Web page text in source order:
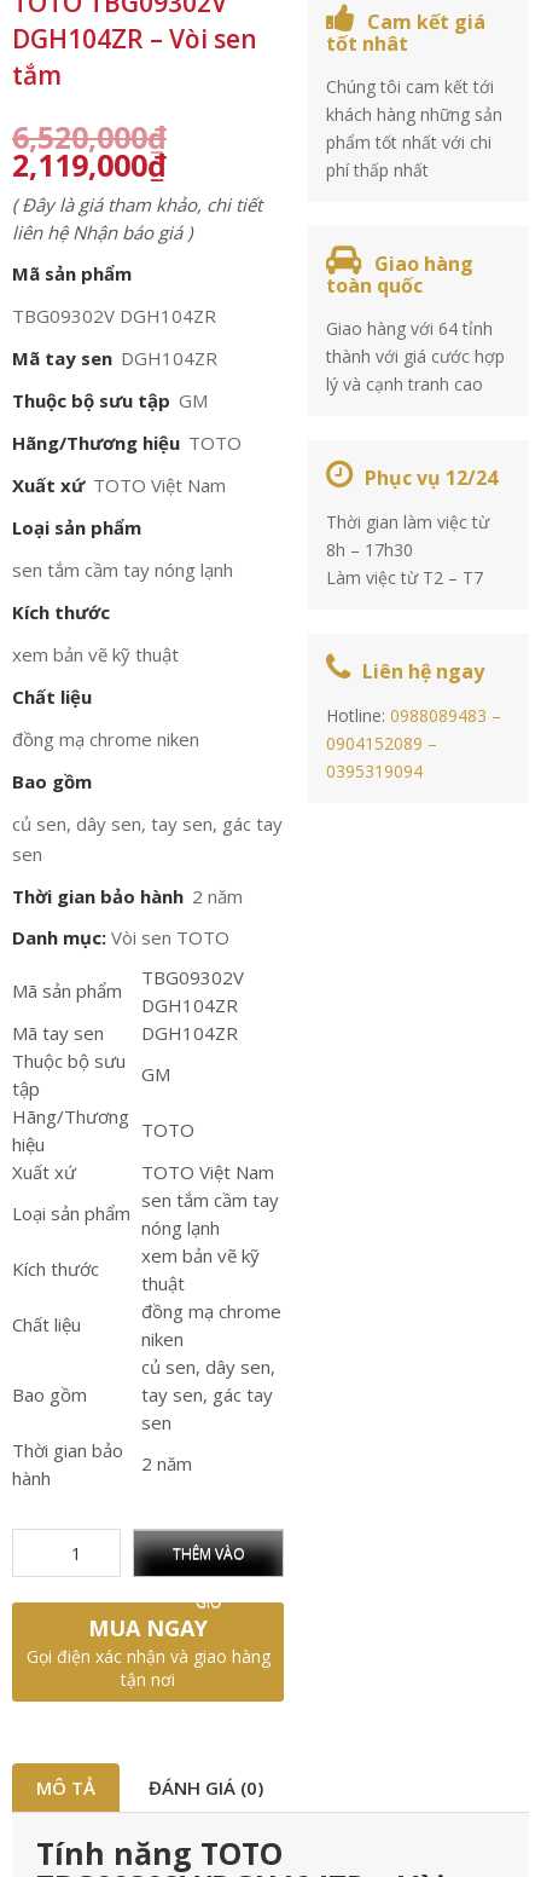
DGH104ZR – Vòi sen
tắm
6,520,000₫
2,119,000₫
( Đây là giá tham khảo, chi tiết
liên hệ Nhận báo giá )
Mã sản phẩm
TBG09302V DGH104ZR
Mã tay sen DGH104ZR
Thuộc bộ sưu tập GM
Hãng/Thương hiệu TOTO
Xuất xứ TOTO Việt Nam
Loại sản phẩm
sen tắm cầm tay nóng lạnh
Kích thước
xem bản vẽ kỹ thuật
Chất liệu
đồng mạ chrome niken
Bao gồm
củ sen, dây sen, tay sen, gác tay
sen
Thời gian bảo hành 2 năm
Danh mục: Vòi sen TOTO
Mã sản phẩm
TBG09302V
DGH104ZR
Mã tay sen
DGH104ZR
Thuộc bộ sưu
tập
GM
Hãng/Thương
hiệu
TOTO
Xuất xứ
TOTO Việt Nam
Loại sản phẩm
sen tắm cầm tay
nóng lạnh
Kích thước
xem bản vẽ kỹ
thuật
Chất liệu
đồng mạ chrome
niken
Bao gồm
củ sen, dây sen,
tay sen, gác tay
sen
Thời gian bảo
hành
2 năm
THÊM VÀO
GIỎ
MUA NGAY
Gọi điện xác nhận và giao hàng
tận nơi
Cam kết giá
tốt nhât
Chúng tôi cam kết tới
khách hàng những sản
phẩm tốt nhất với chi
phí thấp nhất
Giao hàng
toàn quốc
Giao hàng với 64 tỉnh
thành với giá cước hợp
lý và cạnh tranh cao
Phục vụ 12/24
Thời gian làm việc từ
8h – 17h30
Làm việc từ T2 – T7
Liên hệ ngay
Hotline:0988089483 –
0904152089 –
0395319094
MÔ TẢ ĐÁNH GIÁ (0)
Tính năng TOTO